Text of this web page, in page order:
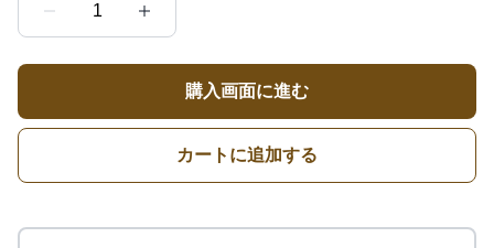
1
購入画面に進む
カートに追加する